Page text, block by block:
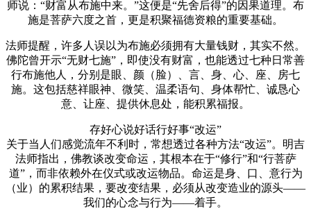
师说：“财富从布施中来。”这便是“先舍后得”的因果道理。布
施是菩萨六度之首，更是积聚福德资粮的重要基础。
法师提醒，许多人误以为布施必须拥有大量钱财，其实不然。
佛陀曾开示“无财七施”，即使没有财富，也能透过七种日常善
行布施他人，分别是眼、颜（脸）、言、身、心、座、房七
施。这包括慈祥眼神、微笑、温柔语句、身体帮忙、诚恳心
意、让座、提供休息处，能积累福报。
存好心说好话行好事“改运”
关于当人们感觉流年不利时，常想透过各种方法“改运”。明吉
法师指出，佛教谈改变命运，其根本在于“修行”和“行菩萨
道”，而非依赖外在仪式或改运物品。命运是身、口、意行为
（业）的累积结果，要改变结果，必须从改变造业的源头——
我们的心念与行为——着手。